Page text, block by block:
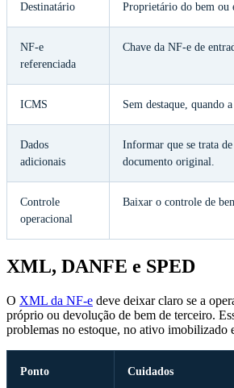
Destinatário Proprietário do bem ou
NF-e
referenciada
Chave da NF-e de
ICMS Sem destaque, quando
Dados
adicionais
Informar que se trata
documento original.
Controle
operacional
Baixar o controle de
XML, DANFE e SPED
O XML da NF-e deve deixar claro se a
próprio ou devolução de bem de terceiro.
problemas no estoque, no ativo imobilizado
Ponto Cuidados